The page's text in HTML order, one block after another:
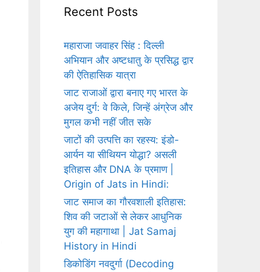
Recent Posts
महाराजा जवाहर सिंह : दिल्ली
अभियान और अष्टधातु के प्रसिद्ध द्वार
की ऐतिहासिक यात्रा
जाट राजाओं द्वारा बनाए गए भारत के
अजेय दुर्ग: वे किले, जिन्हें अंग्रेज और
मुगल कभी नहीं जीत सके
जाटों की उत्पत्ति का रहस्य: इंडो-
आर्यन या सीथियन योद्धा? असली
इतिहास और DNA के प्रमाण |
Origin of Jats in Hindi:
जाट समाज का गौरवशाली इतिहास:
शिव की जटाओं से लेकर आधुनिक
युग की महागाथा | Jat Samaj
History in Hindi
डिकोडिंग नवदुर्गा (Decoding